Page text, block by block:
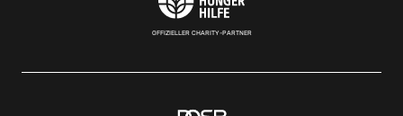
OFFIZIELLER CHARITY-PARTNER